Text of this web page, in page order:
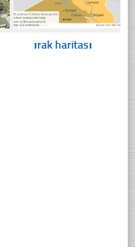
ırak haritası